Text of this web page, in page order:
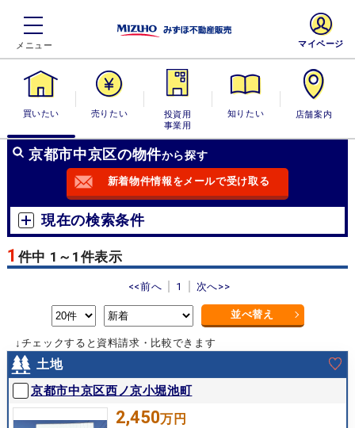
買いたい 売りたい
投資用・事業
用
知りたい 店舗案内
マイページ
京都市中京区の物件から探す
新着物件情報をメールで受け取る
現在の検索条件
1 件中 1～1件表示
<<前へ 1 次へ>>
並べ替え
↓チェックすると資料請求・比較できます
土地
京都市中京区西ノ京小堀池町
2,450万円